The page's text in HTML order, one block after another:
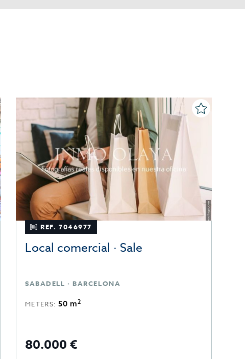
REF. 7046977
Local comercial · Sale
SABADELL · BARCELONA
METERS:50 m2
80.000 €